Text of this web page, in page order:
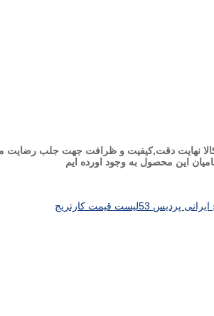
این کالا نهایت دقت,کیفیت و ظرافت جهت جلب
این محصول به وجود اورده ایم
لیست قیمت کارتریج